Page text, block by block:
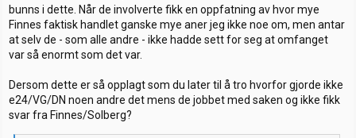
bunns i dette. Når de involverte fikk en oppfatning av hvor mye
Finnes faktisk handlet ganske mye aner jeg ikke noe om, men antar
at selv de - som alle andre - ikke hadde sett for seg at omfanget
var så enormt som det var.
Dersom dette er så opplagt som du later til å tro hvorfor gjorde ikke
e24/VG/DN noen andre det mens de jobbet med saken og ikke fikk
svar fra Finnes/Solberg?